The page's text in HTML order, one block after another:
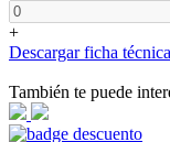
+
Descargar ficha técnica
También te puede